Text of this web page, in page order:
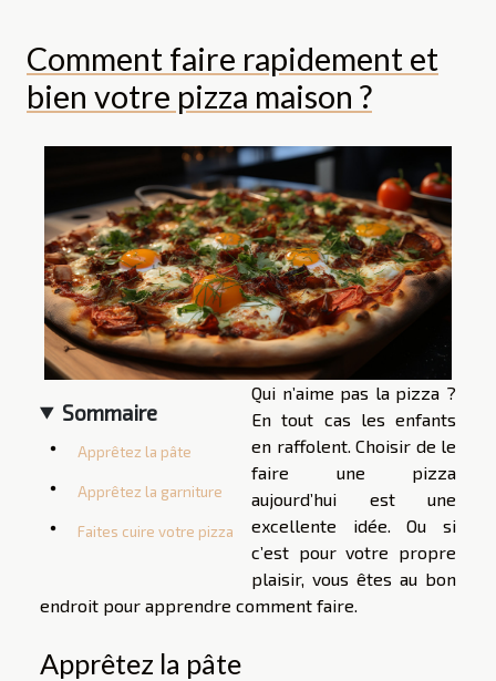
Comment faire rapidement et
bien votre pizza maison ?
Sommaire
Apprêtez la pâte
Apprêtez la garniture
Faites cuire votre pizza
Qui n’aime pas la pizza ?
En tout cas les enfants
en raffolent. Choisir de le
faire une pizza
aujourd’hui est une
excellente idée. Ou si
c’est pour votre propre
plaisir, vous êtes au bon
endroit pour apprendre comment faire.
Apprêtez la pâte